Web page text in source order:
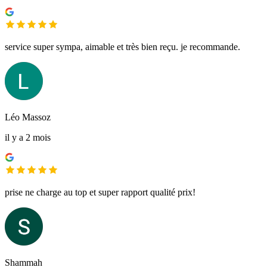
service super sympa, aimable et très bien reçu. je recommande.
Léo Massoz
il y a 2 mois
prise ne charge au top et super rapport qualité prix!
Shammah